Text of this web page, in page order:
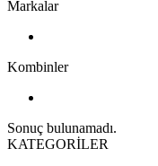
Markalar
Kombinler
Sonuç bulunamadı.
KATEGORİLER